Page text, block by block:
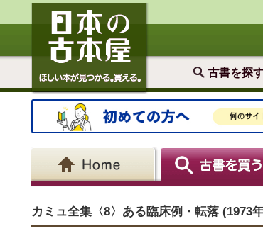
古書を探
カミュ全集〈8〉ある臨床例・転落 (1973